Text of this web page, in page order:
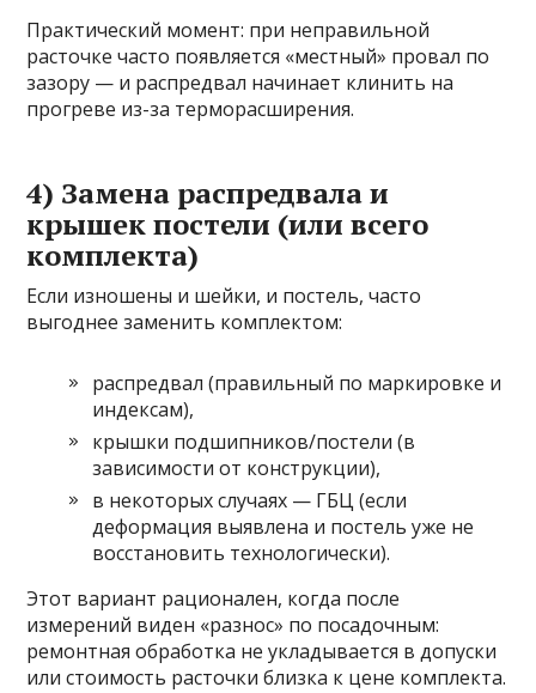
Практический момент: при неправильной
расточке часто появляется «местный» провал по
зазору — и распредвал начинает клинить на
прогреве из-за терморасширения.
4) Замена распредвала и
крышек постели (или всего
комплекта)
Если изношены и шейки, и постель, часто
выгоднее заменить комплектом:
распредвал (правильный по маркировке и
индексам),
крышки подшипников/постели (в
зависимости от конструкции),
в некоторых случаях — ГБЦ (если
деформация выявлена и постель уже не
восстановить технологически).
Этот вариант рационален, когда после
измерений виден «разнос» по посадочным:
ремонтная обработка не укладывается в допуски
или стоимость расточки близка к цене комплекта.